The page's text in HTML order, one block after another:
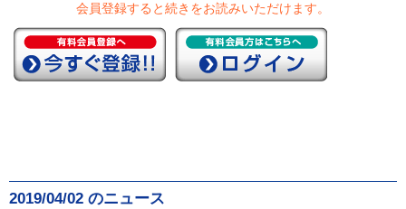
会員登録すると続きをお読みいただけます。
2019/04/02 のニュース